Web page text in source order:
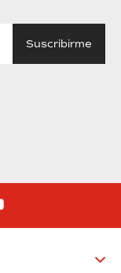
en Twitter
en Linkedin
en